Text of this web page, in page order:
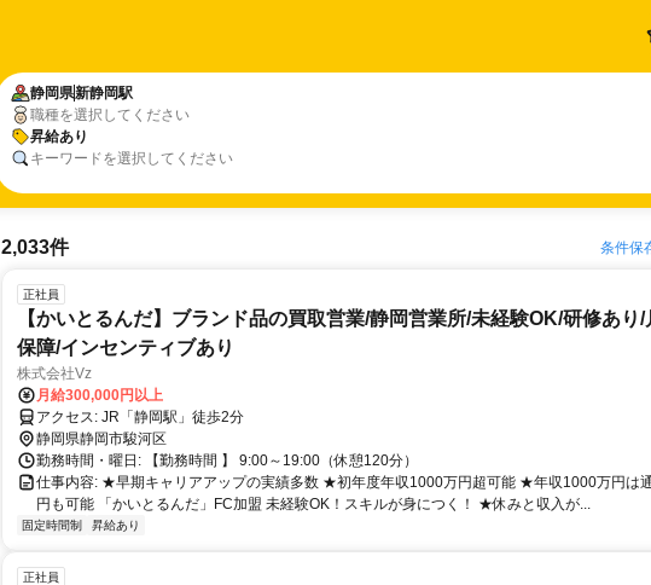
静岡県新静岡駅
職種を選択してください
昇給あり
キーワードを選択してください
2,033件 条件保
正社員
【かいとるんだ】ブランド品の買取営業/静岡営業所/未経験OK/研修あり/
保障/インセンティブあり
株式会社Vz
月給300,000円以上
アクセス: JR「静岡駅」徒歩2分
静岡県静岡市駿河区
勤務時間・曜日: 【勤務時間 】 9:00～19:00（休憩120分）
仕事内容: ★早期キャリアアップの実績多数 ★初年度年収1000万円超可能 ★年収1000万円は
円も可能 「かいとるんだ」FC加盟 未経験OK！スキルが身につく！ ★休みと収入が...
固定時間制 昇給あり
正社員